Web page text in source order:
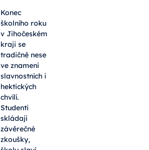
Konec
školního roku
v Jihočeském
kraji se
tradičně nese
ve znamení
slavnostních i
hektických
chvílí.
Studenti
skládají
závěrečné
zkoušky,